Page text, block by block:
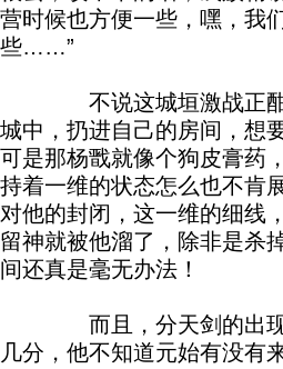
营时候也方便一些，嘿，我
些……”
不说这城垣激战正酣
城中，扔进自己的房间，想
可是那杨戬就像个狗皮膏药
持着一维的状态怎么也不肯
对他的封闭，这一维的细线
留神就被他溜了，除非是杀
间还真是毫无办法！
而且，分天剑的出现
几分，他不知道元始有没有